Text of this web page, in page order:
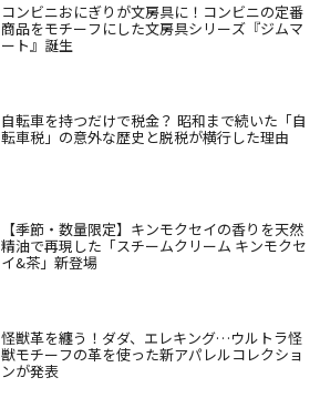
コンビニおにぎりが文房具に！コンビニの定番
商品をモチーフにした文房具シリーズ『ジムマ
ート』誕生
自転車を持つだけで税金？ 昭和まで続いた「自
転車税」の意外な歴史と脱税が横行した理由
【季節・数量限定】キンモクセイの香りを天然
精油で再現した「スチームクリーム キンモクセ
イ&茶」新登場
怪獣革を纏う！ダダ、エレキング…ウルトラ怪
獣モチーフの革を使った新アパレルコレクショ
ンが発表